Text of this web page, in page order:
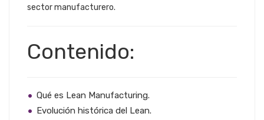
sector manufacturero.
Contenido:
Qué es Lean Manufacturing.
Evolución histórica del Lean.